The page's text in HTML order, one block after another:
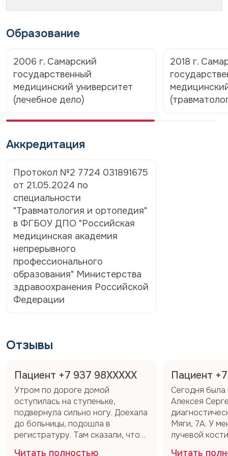
Образование
2006 г. Самарский
государственный
медицинский университет
(лечебное дело)
2018 г.
Аккредитация
Протокол №2 7724 031891675
от 21.05.2024 по
специальности
"Травматология и ортопедия"
в ФГБОУ ДПО "Российская
медицинская академия
непрерывного
профессионального
образования" Министерства
здравоохранения Российской
Федерации
Отзывы
Пациент +7 937 98XXXXX
Утром по дороге домой
оступилась на ступеньке,
подвернула сильно ногу. Доехала
до больницы, подошла в
регистратуру. Там сказали, что
Читать полностью
Пациент
Сегодня
Алексея
Мяги, 7А. У
лучевой
Читать